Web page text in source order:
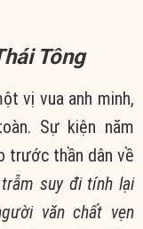
Tông
vị vua anh minh,
Sự kiện năm
trước thần dân về
trẫm suy đi tính lại
văn chất vẹn